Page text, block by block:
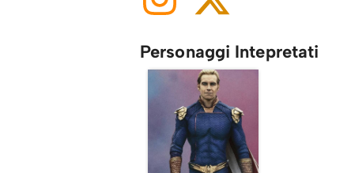
Personaggi Intepretati